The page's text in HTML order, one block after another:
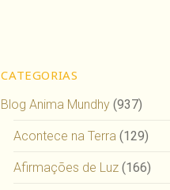
CATEGORIAS
Blog Anima Mundhy (937)
Acontece na Terra (129)
Afirmações de Luz (166)